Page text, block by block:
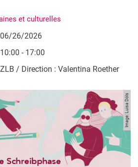
et culturelles
06/26/2026
10:00 - 17:00
ZLB / Direction : Valentina Roether
Image: Luisa Döls